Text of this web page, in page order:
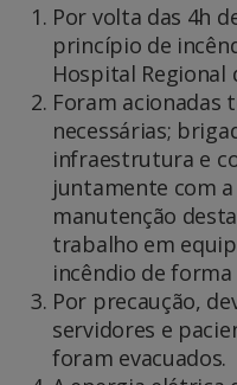
Por volta das 4h
princípio de
Hospital Regional
Foram acionadas
necessárias;
infraestrutura e
juntamente com
manutenção
trabalho em
incêndio de
Por precaução,
servidores e
foram evacuados.